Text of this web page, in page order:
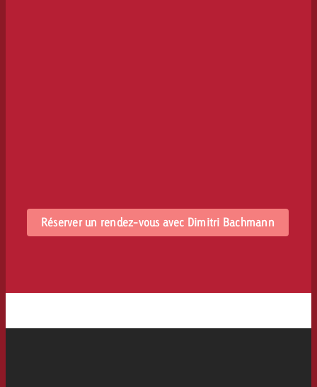
Réserver un rendez-vous avec Dimitri Bachmann